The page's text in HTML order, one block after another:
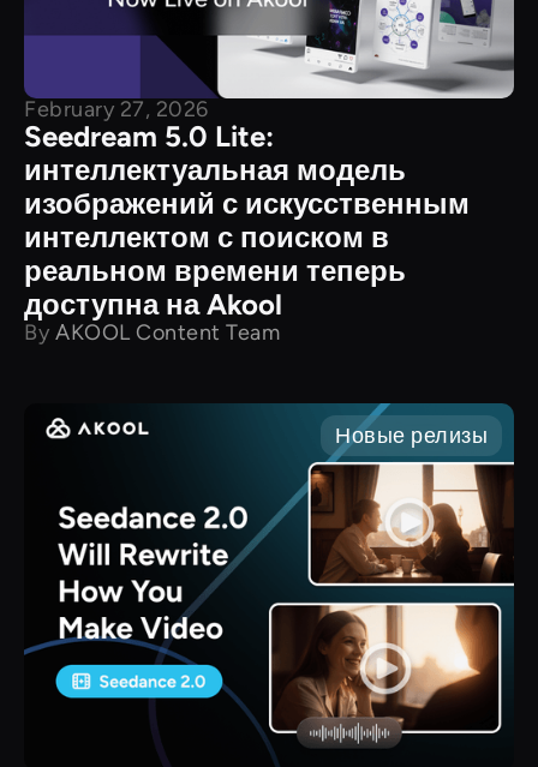
February 27, 2026
Seedream 5.0 Lite:
интеллектуальная модель
изображений с искусственным
интеллектом с поиском в
реальном времени теперь
доступна на Akool
By AKOOL Content Team
Новые релизы